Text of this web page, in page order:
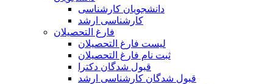
دانشجویان کارشناسی
کارشناسی ارشد
فارغ التحصیلان
لیست فارغ التحصیلان
ثبت نام فارغ التحصیلان
قبول شدگان دکترا
قبول شدگان کارشناسی ارشد